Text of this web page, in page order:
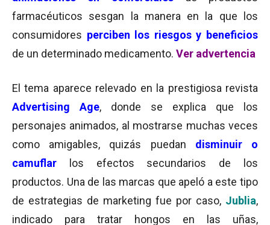
farmacéuticos sesgan la manera en la que los
consumidores perciben los riesgos y beneficios
de un determinado medicamento. Ver advertencia
El tema aparece relevado en la prestigiosa revista
Advertising Age, donde se explica que los
personajes animados, al mostrarse muchas veces
como amigables, quizás puedan disminuir o
camuflar
los efectos secundarios de los
productos. Una de las marcas que apeló a este tipo
de estrategias de marketing fue por caso, Jublia,
indicado para tratar hongos en las uñas,